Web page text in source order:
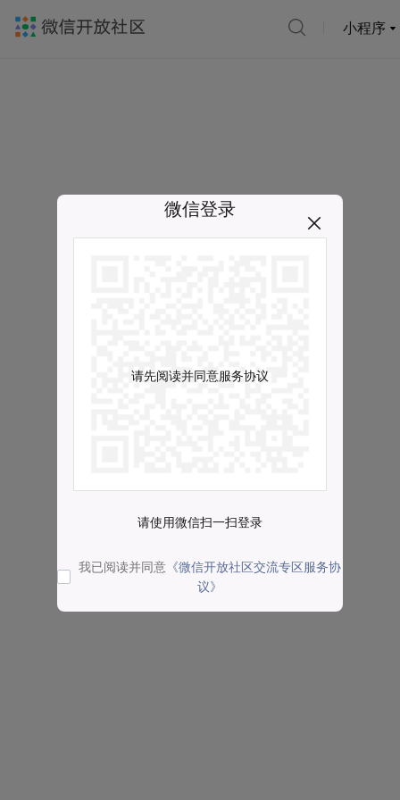
小程序
微信登录
请先阅读并同意服务协议
请使用微信扫一扫登录
我已阅读并同意 《微信开放社区交流专区服务协
议》